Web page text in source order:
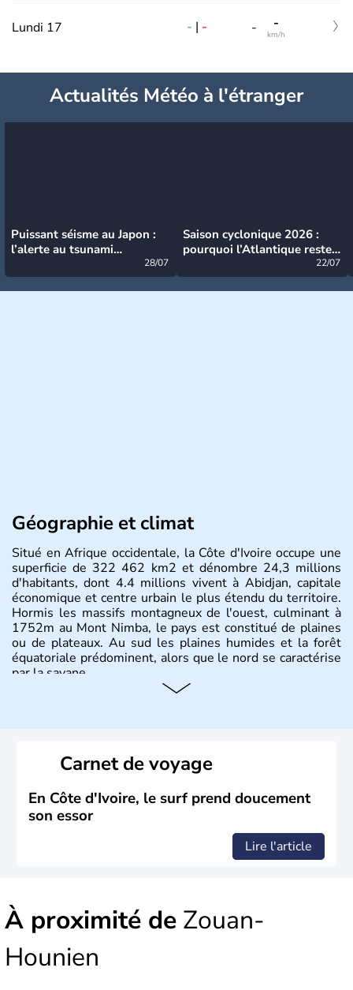
Lundi 17 - | - - -
km/h
Actualités Météo à l'étranger
Puissant séisme au Japon :
l’alerte au tsunami
28/07
Saison cyclonique 2026 :
pourquoi l’Atlantique reste
22/07
Géographie et climat
Situé en Afrique occidentale, la Côte d'Ivoire occupe une
superficie de 322 462 km2 et dénombre 24,3 millions
d'habitants, dont 4.4 millions vivent à Abidjan, capitale
économique et centre urbain le plus étendu du territoire.
Hormis les massifs montagneux de l'ouest, culminant à
1752m au Mont Nimba, le pays est constitué de plaines
ou de plateaux. Au sud les plaines humides et la forêt
équatoriale prédominent, alors que le nord se caractérise
par la savane.
Carnet de voyage
En Côte d'Ivoire, le surf prend doucement
son essor
Lire l'article
À proximité de Zouan-
Hounien